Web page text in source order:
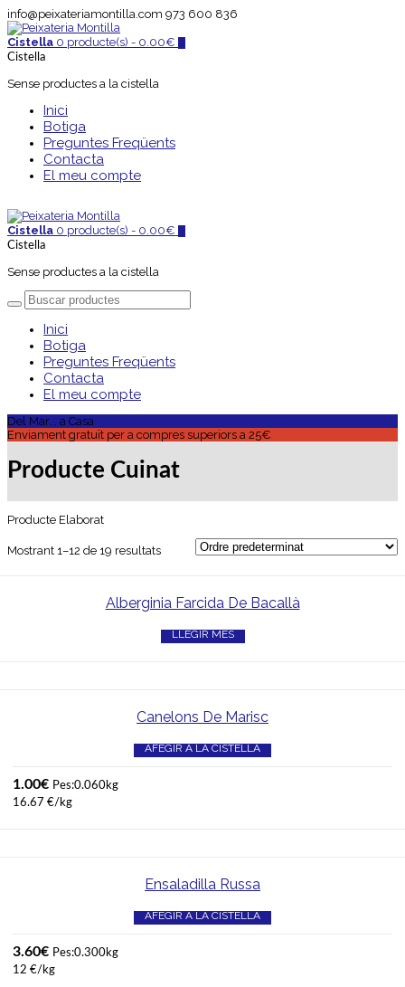
info@peixateriamontilla.com 973 600 836
Cistella 0 producte(s) - 0.00€
Cistella
Sense productes a la cistella
Inici
Botiga
Preguntes Freqüents
Contacta
El meu compte
Cistella 0 producte(s) - 0.00€
Cistella
Sense productes a la cistella
Inici
Botiga
Preguntes Freqüents
Contacta
El meu compte
Del Mar... a Casa
Enviament gratuït per a compres superiors a 25€
Producte Cuinat
Producte Elaborat
Mostrant 1–12 de 19 resultats
Alberginia Farcida De Bacallà
LLEGIR MÉS
Canelons De Marisc
AFEGIR A LA CISTELLA
1.00€ Pes:0.060kg
16.67 €/kg
Ensaladilla Russa
AFEGIR A LA CISTELLA
3.60€ Pes:0.300kg
12 €/kg